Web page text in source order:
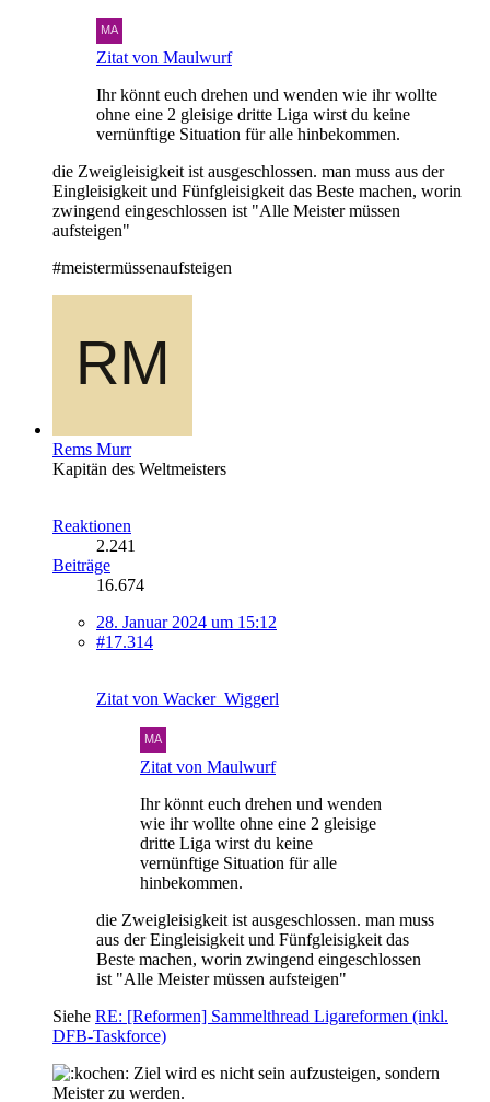
Zitat von Maulwurf
Ihr könnt euch drehen und wenden wie ihr wollte
ohne eine 2 gleisige dritte Liga wirst du keine
vernünftige Situation für alle hinbekommen.
die Zweigleisigkeit ist ausgeschlossen. man muss aus der
Eingleisigkeit und Fünfgleisigkeit das Beste machen, worin
zwingend eingeschlossen ist "Alle Meister müssen
aufsteigen"
#meistermüssenaufsteigen
Rems Murr
Kapitän des Weltmeisters
Reaktionen
2.241
Beiträge
16.674
28. Januar 2024 um 15:12
#17.314
Zitat von Wacker_Wiggerl
Zitat von Maulwurf
Ihr könnt euch drehen und wenden
wie ihr wollte ohne eine 2 gleisige
dritte Liga wirst du keine
vernünftige Situation für alle
hinbekommen.
die Zweigleisigkeit ist ausgeschlossen. man muss
aus der Eingleisigkeit und Fünfgleisigkeit das
Beste machen, worin zwingend eingeschlossen
ist "Alle Meister müssen aufsteigen"
Siehe RE: [Reformen] Sammelthread Ligareformen (inkl.
DFB-Taskforce)
Ziel wird es nicht sein aufzusteigen, sondern
Meister zu werden.